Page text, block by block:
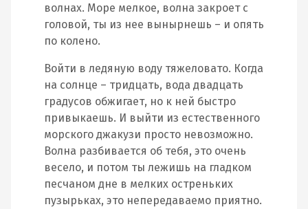
волнах. Море мелкое, волна закроет с
головой, ты из нее вынырнешь – и опять
по колено.
Войти в ледяную воду тяжеловато. Когда
на солнце – тридцать, вода двадцать
градусов обжигает, но к ней быстро
привыкаешь. И выйти из естественного
морского джакузи просто невозможно.
Волна разбивается об тебя, это очень
весело, и потом ты лежишь на гладком
песчаном дне в мелких остреньких
пузырьках, это непередаваемо приятно.